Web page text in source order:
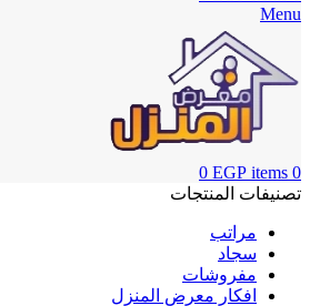
Menu
0
items
0 EGP
تصنيفات المنتجات
مراتب
سجاد
مفروشات
افكار معرض المنزل